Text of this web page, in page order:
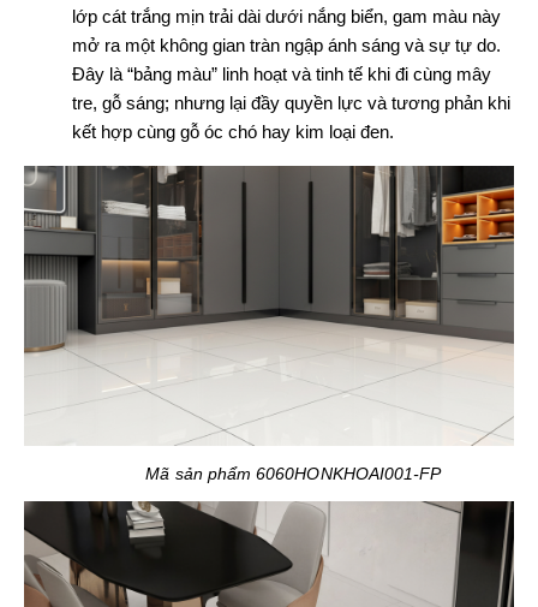
lớp cát trắng mịn trải dài dưới nắng biển, gam màu này
mở ra một không gian tràn ngập ánh sáng và sự tự do.
Đây là “bảng màu” linh hoạt và tinh tế khi đi cùng mây
tre, gỗ sáng; nhưng lại đầy quyền lực và tương phản khi
kết hợp cùng gỗ óc chó hay kim loại đen.
Mã sản phẩm 6060HONKHOAI001-FP